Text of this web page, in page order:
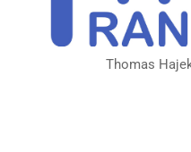
Thomas